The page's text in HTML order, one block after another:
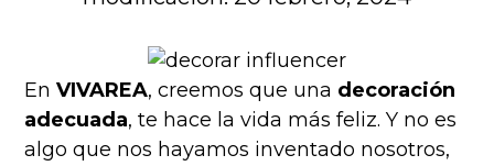
EnVIVAREA, creemos que una decoración
adecuada, te hace la vida más feliz. Y no es
algo que nos hayamos inventado nosotros,